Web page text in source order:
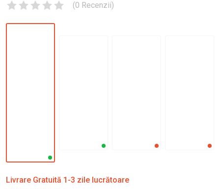
(0 Recenzii)
Livrare Gratuită 1-3 zile lucrătoare